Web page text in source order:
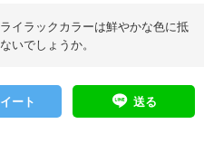
イラックカラーは鮮やかな色に抵
いでしょうか。
ート 送る